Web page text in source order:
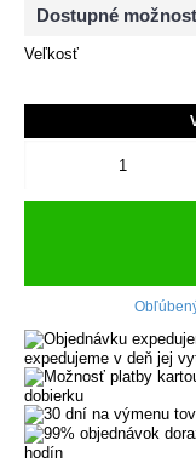
Dostupné
Veľkosť
expedujeme v deň jej
dobierku
hodín